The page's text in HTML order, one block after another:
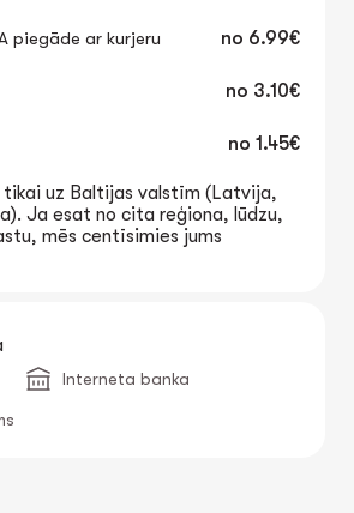
piegāde ar kurjeru no 6.99€
no 3.10€
no 1.45€
tikai uz Baltijas valstīm (Latvija,
Ja esat no cita reģiona, lūdzu,
mēs centīsimies jums
Interneta banka